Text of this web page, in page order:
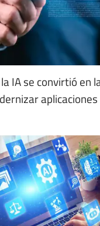
IA se convirtió en